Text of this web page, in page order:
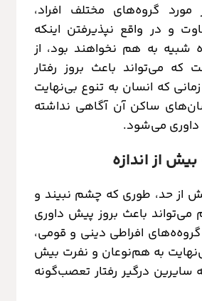
گروه‌های مختلف افراد،
و در واقع نپذیرفتن اینکه
شبیه به هم نخواهند بود، از
که می‌تواند باعث بروز رفتار
که انسان به تنوع بی‌نهایت
ساکن آن آگاهی نداشته
داوری می‌شود.
از اندازه
از حد، طوری که چشم نبیند و
باعث بروز پیش داوری
افراطی دینی و قومی،
به هم‌نوعان و نفرت بیش
سایرین درگیر رفتار تعصب‌گونه